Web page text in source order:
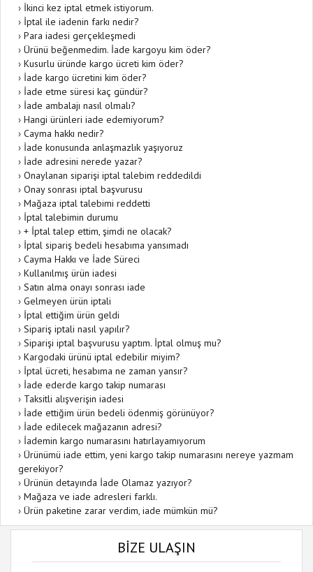
› İkinci kez iptal etmek istiyorum.
› İptal ile iadenin farkı nedir?
› Para iadesi gerçekleşmedi
› Ürünü beğenmedim. İade kargoyu kim öder?
› Kusurlu üründe kargo ücreti kim öder?
› İade kargo ücretini kim öder?
› İade etme süresi kaç gündür?
› İade ambalajı nasıl olmalı?
› Hangi ürünleri iade edemiyorum?
› Cayma hakkı nedir?
› İade konusunda anlaşmazlık yaşıyoruz
› İade adresini nerede yazar?
› Onaylanan siparişi iptal talebim reddedildi
› Onay sonrası iptal başvurusu
› Mağaza iptal talebimi reddetti
› İptal talebimin durumu
› + İptal talep ettim, şimdi ne olacak?
› İptal sipariş bedeli hesabıma yansımadı
› Cayma Hakkı ve İade Süreci
› Kullanılmış ürün iadesi
› Satın alma onayı sonrası iade
› Gelmeyen ürün iptali
› İptal ettiğim ürün geldi
› Sipariş iptali nasıl yapılır?
› Siparişi iptal başvurusu yaptım. İptal olmuş mu?
› Kargodaki ürünü iptal edebilir miyim?
› İptal ücreti, hesabıma ne zaman yansır?
› İade ederde kargo takip numarası
› Taksitli alışverişin iadesi
› İade ettiğim ürün bedeli ödenmiş görünüyor?
› İade edilecek mağazanın adresi?
› İademin kargo numarasını hatırlayamıyorum
› Ürünümü iade ettim, yeni kargo takip numarasını nereye yazmam
gerekiyor?
› Ürünün detayında İade Olamaz yazıyor?
› Mağaza ve iade adresleri farklı.
› Ürün paketine zarar verdim, iade mümkün mü?
BİZE ULAŞIN